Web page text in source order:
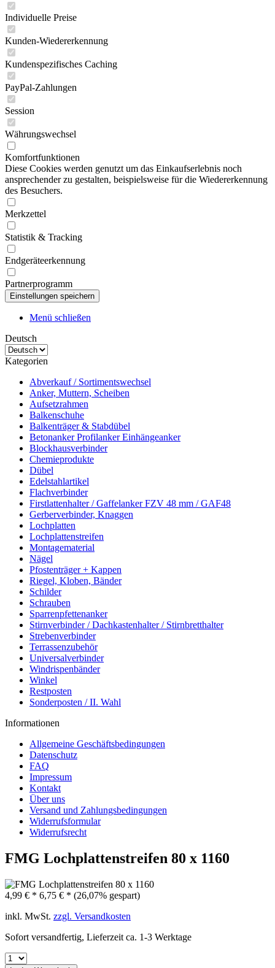
Individuelle Preise
Kunden-Wiedererkennung
Kundenspezifisches Caching
PayPal-Zahlungen
Session
Währungswechsel
Komfortfunktionen
Diese Cookies werden genutzt um das Einkaufserlebnis noch
ansprechender zu gestalten, beispielsweise für die Wiedererkennung
des Besuchers.
Merkzettel
Statistik & Tracking
Endgeräteerkennung
Partnerprogramm
Menü schließen
Deutsch
Kategorien
Abverkauf / Sortimentswechsel
Anker, Muttern, Scheiben
Aufsetzrahmen
Balkenschuhe
Balkenträger & Stabdübel
Betonanker Profilanker Einhängeanker
Blockhausverbinder
Chemieprodukte
Dübel
Edelstahlartikel
Flachverbinder
Firstlattenhalter / Gaffelanker FZV 48 mm / GAF48
Gerberverbinder, Knaggen
Lochplatten
Lochplattenstreifen
Montagematerial
Nägel
Pfostenträger + Kappen
Riegel, Kloben, Bänder
Schilder
Schrauben
Sparrenpfettenanker
Stirnverbinder / Dachkastenhalter / Stirnbretthalter
Strebenverbinder
Terrassenzubehör
Universalverbinder
Windrispenbänder
Winkel
Restposten
Sonderposten / II. Wahl
Informationen
Allgemeine Geschäftsbedingungen
Datenschutz
FAQ
Impressum
Kontakt
Über uns
Versand und Zahlungsbedingungen
Widerrufsformular
Widerrufsrecht
FMG Lochplattenstreifen 80 x 1160
4,99 € * 6,75 € * (26,07% gespart)
inkl. MwSt. zzgl. Versandkosten
Sofort versandfertig, Lieferzeit ca. 1-3 Werktage